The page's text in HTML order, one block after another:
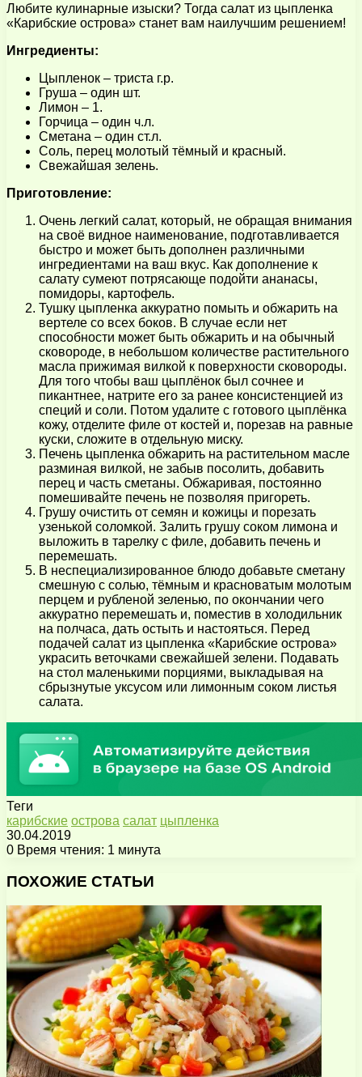
Любите кулинарные изыски? Тогда салат из цыпленка
«Карибские острова» станет вам наилучшим решением!
Ингредиенты:
Цыпленок – триста г.р.
Груша – один шт.
Лимон – 1.
Горчица – один ч.л.
Сметана – один ст.л.
Соль, перец молотый тёмный и красный.
Свежайшая зелень.
Приготовление:
Очень легкий салат, который, не обращая внимания
на своё видное наименование, подготавливается
быстро и может быть дополнен различными
ингредиентами на ваш вкус. Как дополнение к
салату сумеют потрясающе подойти ананасы,
помидоры, картофель.
Тушку цыпленка аккуратно помыть и обжарить на
вертеле со всех боков. В случае если нет
способности может быть обжарить и на обычный
сковороде, в небольшом количестве растительного
масла прижимая вилкой к поверхности сковороды.
Для того чтобы ваш цыплёнок был сочнее и
пикантнее, натрите его за ранее консистенцией из
специй и соли. Потом удалите с готового цыплёнка
кожу, отделите филе от костей и, порезав на равные
куски, сложите в отдельную миску.
Печень цыпленка обжарить на растительном масле
разминая вилкой, не забыв посолить, добавить
перец и часть сметаны. Обжаривая, постоянно
помешивайте печень не позволяя пригореть.
Грушу очистить от семян и кожицы и порезать
узенькой соломкой. Залить грушу соком лимона и
выложить в тарелку с филе, добавить печень и
перемешать.
В неспециализированное блюдо добавьте сметану
смешную с солью, тёмным и красноватым молотым
перцем и рубленой зеленью, по окончании чего
аккуратно перемешать и, поместив в холодильник
на полчаса, дать остыть и настояться. Перед
подачей салат из цыпленка «Карибские острова»
украсить веточками свежайшей зелени. Подавать
на стол маленькими порциями, выкладывая на
сбрызнутые уксусом или лимонным соком листья
салата.
Теги
карибские острова салат цыпленка
30.04.2019
0 Время чтения: 1 минута
через
почту
ПОХОЖИЕ СТАТЬИ